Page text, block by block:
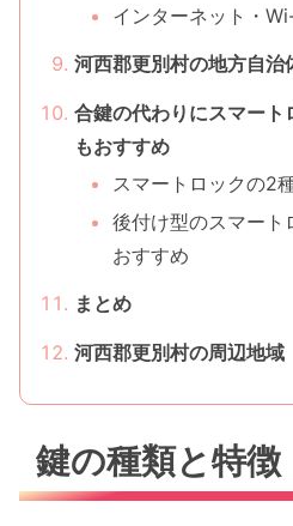
インターネット・
河西郡更別村の地方自治
合鍵の代わりにスマート
もおすすめ
スマートロックの2
後付け型のスマー
おすすめ
まとめ
河西郡更別村の周辺地域
鍵の種類と特徴